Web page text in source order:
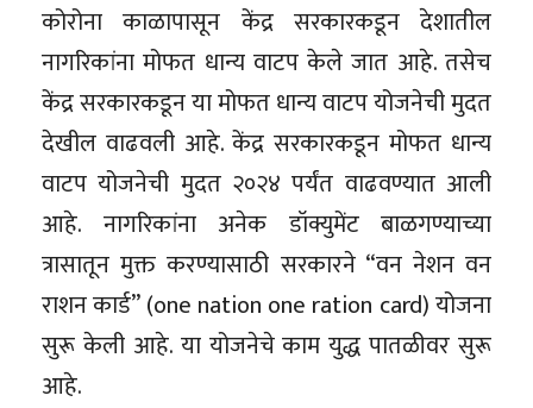
कोरोना काळापासून केंद्र सरकारकडून देशातील
नागरिकांना मोफत धान्य वाटप केले जात आहे. तसेच
केंद्र सरकारकडून या मोफत धान्य वाटप योजनेची मुदत
देखील वाढवली आहे. केंद्र सरकारकडून मोफत धान्य
वाटप योजनेची मुदत २०२४ पर्यंत वाढवण्यात आली
आहे. नागरिकांना अनेक डॉक्युमेंट बाळगण्याच्या
त्रासातून मुक्त करण्यासाठी सरकारने “वन नेशन वन
राशन कार्ड” (one nation one ration card) योजना
सुरू केली आहे. या योजनेचे काम युद्ध पातळीवर सुरू
आहे.